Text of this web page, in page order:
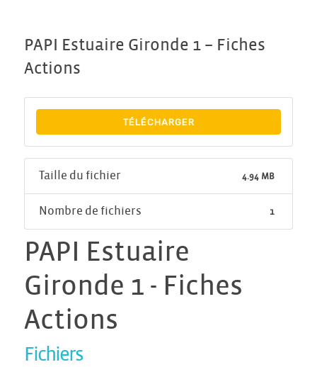
PAPI Estuaire Gironde 1 – Fiches
Actions
TÉLÉCHARGER
Taille du fichier 4.94 MB
Nombre de fichiers 1
PAPI Estuaire
Gironde 1 - Fiches
Actions
Fichiers